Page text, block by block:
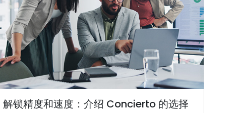
解锁精度和速度：介绍 Concierto 的选择